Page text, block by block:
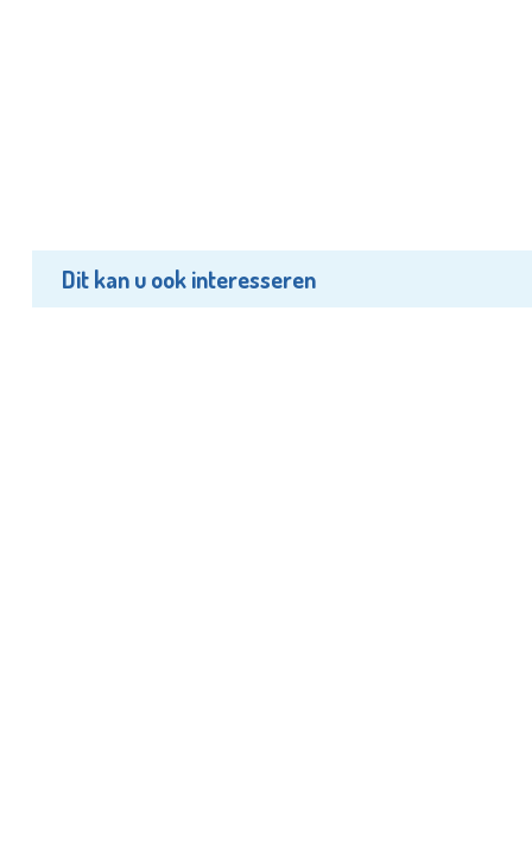
Dit kan u ook interesseren